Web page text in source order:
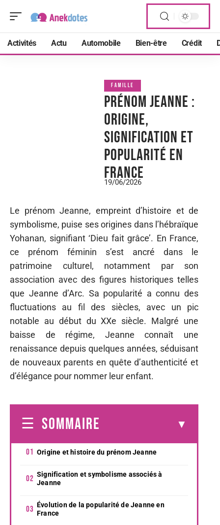
Activités Actu Automobile Bien-être Crédit
FAMILLE
Prénom Jeanne :
origine,
signification et
popularité en
France
19/06/2026
Le prénom Jeanne, empreint d’histoire et de
symbolisme, puise ses origines dans l’hébraïque
Yohanan, signifiant ‘Dieu fait grâce’. En France,
ce prénom féminin s’est ancré dans le
patrimoine culturel, notamment par son
association avec des figures historiques telles
que Jeanne d’Arc. Sa popularité a connu des
fluctuations au fil des siècles, avec un pic
notable au début du XXe siècle. Malgré une
baisse de régime, Jeanne connaît une
renaissance depuis quelques années, séduisant
de nouveaux parents en quête d’authenticité et
d’élégance pour nommer leur enfant.
SOMMAIRE
Origine et histoire du prénom Jeanne
Signification et symbolisme associés à
Jeanne
Évolution de la popularité de Jeanne en
France